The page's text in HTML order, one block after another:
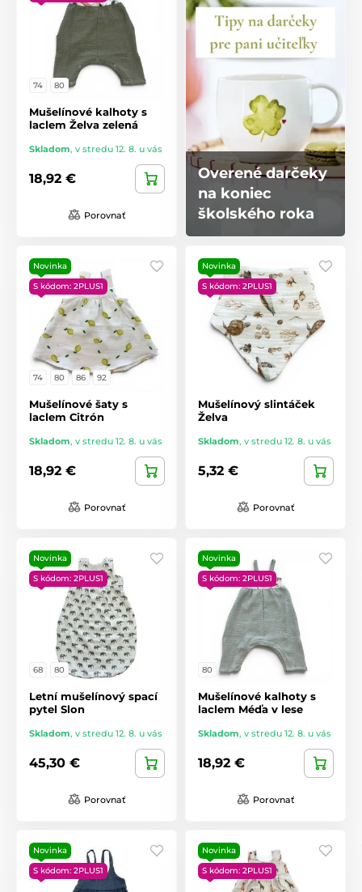
74 80
Mušelínové kalhoty s
laclem Želva zelená
Skladom, v stredu 12. 8. u vás
18,92 €
Porovnať
Overené darčeky
na koniec
školského roka
Novinka
S kódom: 2PLUS1
74 80 86 92
Mušelínové šaty s
laclem Citrón
Skladom, v stredu 12. 8. u vás
18,92 €
Porovnať
Novinka
S kódom: 2PLUS1
Mušelínový slintáček
Želva
Skladom, v stredu 12. 8. u vás
5,32 €
Porovnať
Novinka
S kódom: 2PLUS1
68 80
Letní mušelínový spací
pytel Slon
Skladom, v stredu 12. 8. u vás
45,30 €
Porovnať
Novinka
S kódom: 2PLUS1
80
Mušelínové kalhoty s
laclem Méďa v lese
Skladom, v stredu 12. 8. u vás
18,92 €
Porovnať
Novinka
S kódom: 2PLUS1
Novinka
S kódom: 2PLUS1